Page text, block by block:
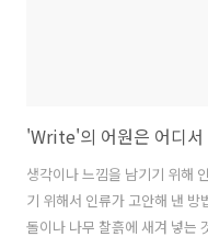
'Write'의 어원은 어디서
생각이나 느낌을 남기기 위해
기 위해서 인류가 고안해 낸
돌이나 나무 찰흙에 새겨 넣는